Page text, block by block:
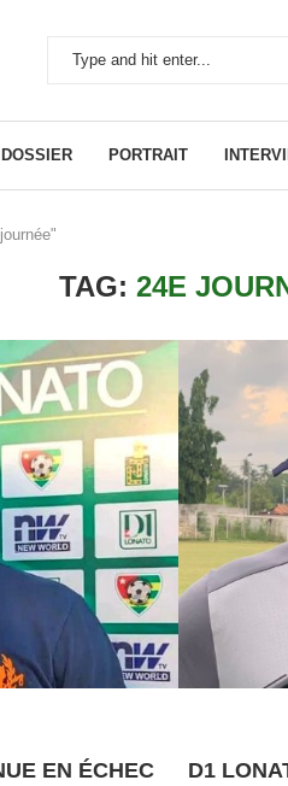
DOSSIER PORTRAIT
TAG: 24E
EN ÉCHEC
D1